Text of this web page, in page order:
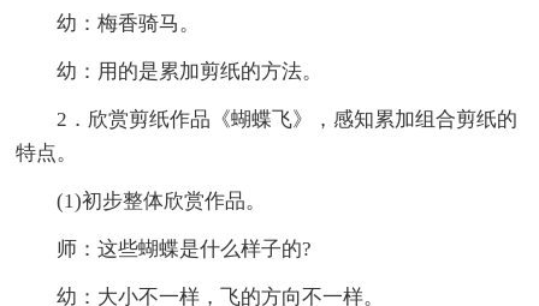
幼：梅香骑马。
幼：用的是累加剪纸的方法。
2．欣赏剪纸作品《蝴蝶飞》，感知累加组合剪纸的
特点。
(1)初步整体欣赏作品。
师：这些蝴蝶是什么样子的?
幼：大小不一样，飞的方向不一样。